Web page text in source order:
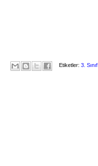
Etiketler: 3. Sınıf